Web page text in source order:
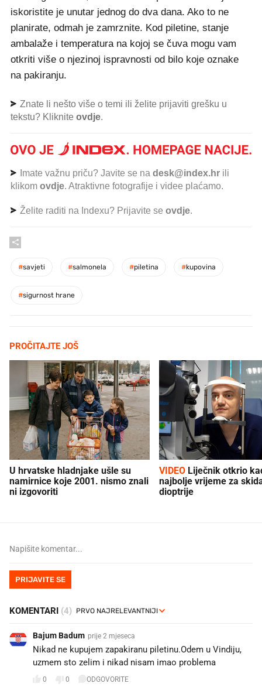
iskoristite je unutar jednog do dva dana. Ako to ne
planirate, odmah je zamrznite. Kod piletine, stanje
ambalaže i temperatura na kojoj se čuva mogu vam
otkriti više o njezinoj ispravnosti od bilo koje oznake
na pakiranju.
Znate li nešto više o temi ili želite prijaviti grešku u
tekstu? Kliknite ovdje.
Imate važnu priču? Javite se na desk@index.hr ili
klikom ovdje. Atraktivne fotografije i videe plaćamo.
Želite raditi na Indexu? Prijavite se ovdje.
#savjeti #salmonela #piletina #kupovina
#sigurnost hrane
PROČITAJTE JOŠ
U hrvatske hladnjake ušle su
namirnice koje 2001. nismo znali
ni izgovoriti
VIDEO
najbolje vrijeme za
dioptrije
PRIJAVITE SE
KOMENTARI (4)
Bajum Badum prije 2 mjeseca
Nikad ne kupujem zapakiranu piletinu.Odem u Vindiju,
uzmem sto zelim i nikad nisam imao problema
0 0 ODGOVORITE